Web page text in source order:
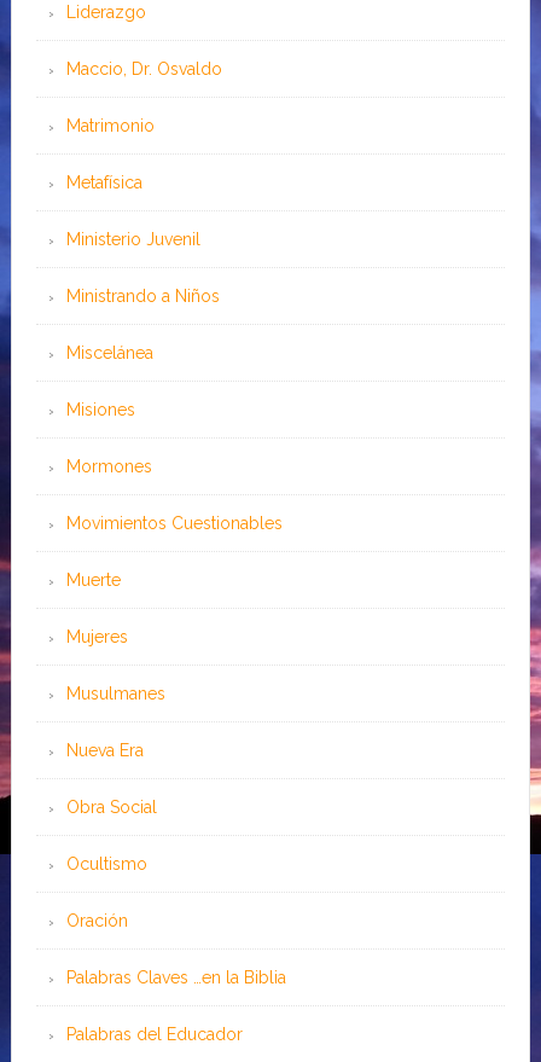
Liderazgo
Maccio, Dr. Osvaldo
Matrimonio
Metafísica
Ministerio Juvenil
Ministrando a Niños
Miscelánea
Misiones
Mormones
Movimientos Cuestionables
Muerte
Mujeres
Musulmanes
Nueva Era
Obra Social
Ocultismo
Oración
Palabras Claves …en la Biblia
Palabras del Educador